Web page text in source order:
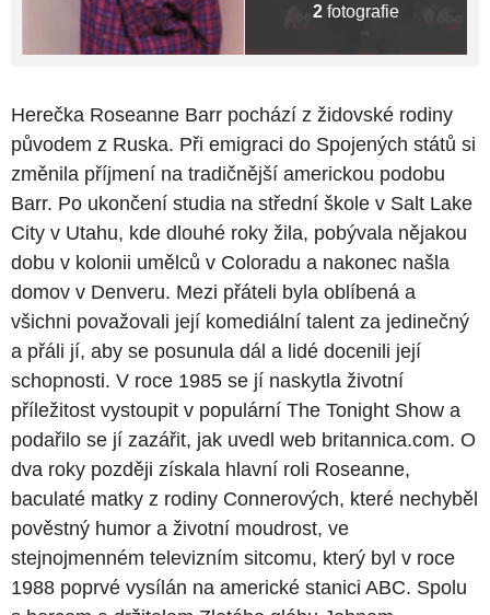
2 fotografie
Herečka Roseanne Barr pochází z židovské rodiny
původem z Ruska. Při emigraci do Spojených států si
změnila příjmení na tradičnější americkou podobu
Barr. Po ukončení studia na střední škole v Salt Lake
City v Utahu, kde dlouhé roky žila, pobývala nějakou
dobu v kolonii umělců v Coloradu a nakonec našla
domov v Denveru. Mezi přáteli byla oblíbená a
všichni považovali její komediální talent za jedinečný
a přáli jí, aby se posunula dál a lidé docenili její
schopnosti. V roce 1985 se jí naskytla životní
příležitost vystoupit v populární The Tonight Show a
podařilo se jí zazářit, jak uvedl web britannica.com. O
dva roky později získala hlavní roli Roseanne,
baculaté matky z rodiny Connerových, které nechyběl
pověstný humor a životní moudrost, ve
stejnojmenném televizním sitcomu, který byl v roce
1988 poprvé vysílán na americké stanici ABC. Spolu